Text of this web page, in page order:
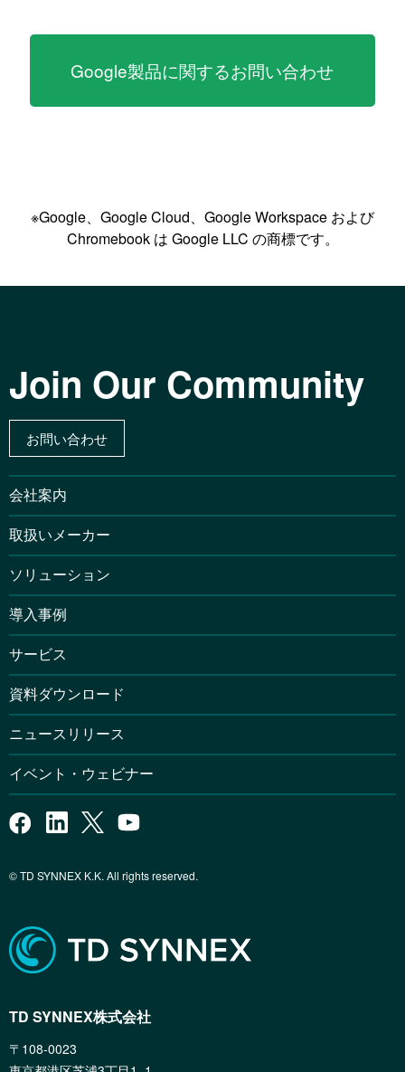
Google製品に関するお問い合わせ
※Google、Google Cloud、Google Workspace および
Chromebook は Google LLC の商標です。
Join Our Community
お問い合わせ
会社案内
取扱いメーカー
ソリューション
導入事例
サービス
資料ダウンロード
ニュースリリース
イベント・ウェビナー
© TD SYNNEX K.K. All rights reserved.
TD SYNNEX株式会社
〒108-0023